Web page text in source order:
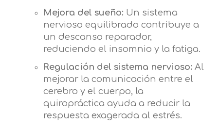
Mejora del sueño: Un sistema
nervioso equilibrado contribuye a
un descanso reparador,
reduciendo el insomnio y la fatiga.
Regulación del sistema nervioso: Al
mejorar la comunicación entre el
cerebro y el cuerpo, la
quiropráctica ayuda a reducir la
respuesta exagerada al estrés.